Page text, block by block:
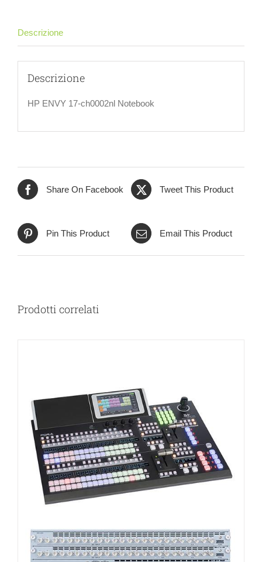
Descrizione
Descrizione
HP ENVY 17-ch0002nl Notebook
Share On Facebook Tweet This Product
Pin This Product Email This Product
Prodotti correlati